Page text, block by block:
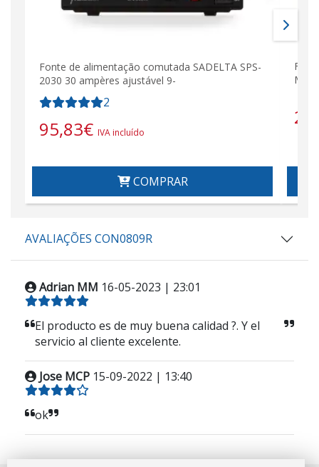
Fonte de alimentação comutada SADELTA SPS-
2030 30 ampères ajustável 9-
2
95,83€ IVA incluído
COMPRAR
AVALIAÇÕES CON0809R
Adrian MM 16-05-2023 | 23:01
El producto es de muy buena calidad ?. Y el
servicio al cliente excelente.
Jose MCP 15-09-2022 | 13:40
ok